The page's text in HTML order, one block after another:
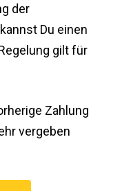
der
Du einen
gilt für
Zahlung
vergeben